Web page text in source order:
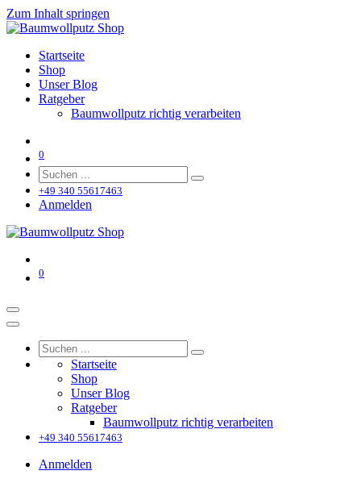
Zum Inhalt springen
Startseite
Shop
Unser Blog
Ratgeber
Baumwollputz richtig verarbeiten
0
+49 340 55617463
Anmelden
0
Startseite
Shop
Unser Blog
Ratgeber
Baumwollputz richtig verarbeiten
+49 340 55617463
Anmelden